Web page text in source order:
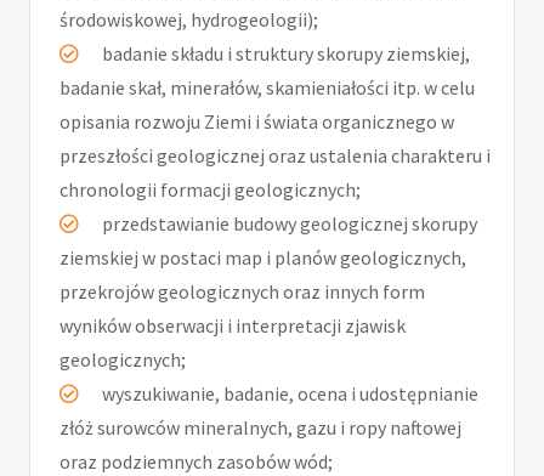
środowiskowej, hydrogeologii);
badanie składu i struktury skorupy ziemskiej,
badanie skał, minerałów, skamieniałości itp. w celu
opisania rozwoju Ziemi i świata organicznego w
przeszłości geologicznej oraz ustalenia charakteru i
chronologii formacji geologicznych;
przedstawianie budowy geologicznej skorupy
ziemskiej w postaci map i planów geologicznych,
przekrojów geologicznych oraz innych form
wyników obserwacji i interpretacji zjawisk
geologicznych;
wyszukiwanie, badanie, ocena i udostępnianie
złóż surowców mineralnych, gazu i ropy naftowej
oraz podziemnych zasobów wód;